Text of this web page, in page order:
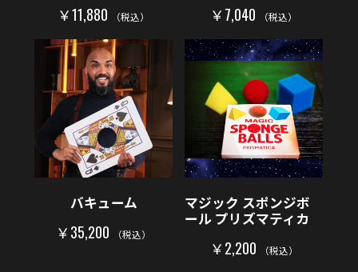
￥11,880 （税込） ￥7,040 （税込）
バキューム
￥35,200 （税込）
マジック スポンジボ
ール プリズマティカ
￥2,200 （税込）